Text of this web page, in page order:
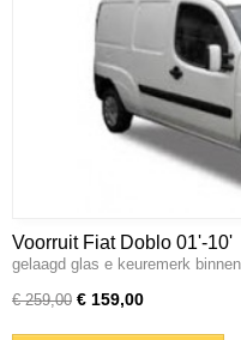
Voorruit Fiat Doblo 01'-10'
gelaagd glas e keuremerk
€ 259,00 € 159,00